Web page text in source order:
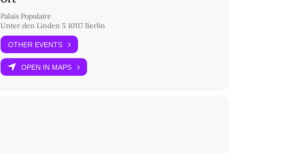
Palais Populaire
Unter den Linden 5 10117 Berlin
OTHER EVENTS
OPEN IN MAPS